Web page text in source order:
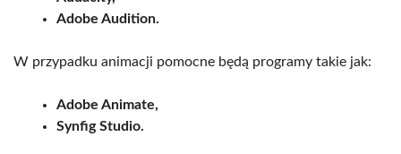
Adobe Audition.
W przypadku animacji pomocne będą programy takie jak:
Adobe Animate,
Synfig Studio.